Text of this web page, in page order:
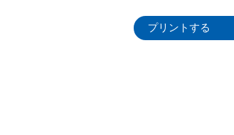
プリントする